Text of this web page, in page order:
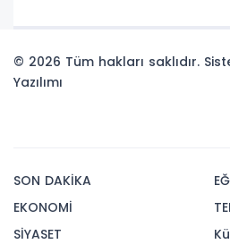
© 2026 Tüm hakları saklıdır.
Yazılımı
SON DAKİKA
EKONOMİ
SİYASET